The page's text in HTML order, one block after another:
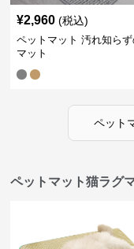
¥2,960 (税込)
ペットマット 汚れ知ら
マット
ペット
ペットマット猫ラグ